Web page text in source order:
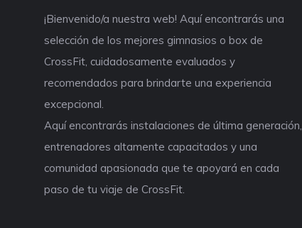
¡Bienvenido/a nuestra web! Aquí encontrarás una
selección de los mejores gimnasios o box de
CrossFit, cuidadosamente evaluados y
recomendados para brindarte una experiencia
excepcional.
Aquí encontrarás instalaciones de última generación,
entrenadores altamente capacitados y una
comunidad apasionada que te apoyará en cada
paso de tu viaje de CrossFit.